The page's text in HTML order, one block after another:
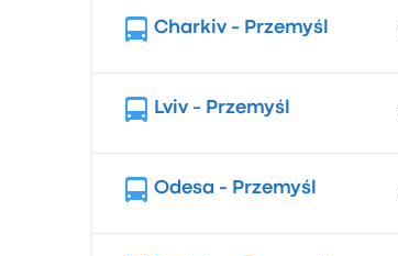
Charkiv - Przemyśl
Lviv - Przemyśl
Odesa - Przemyśl